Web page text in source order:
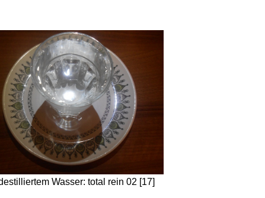
Wasser: total rein 02 [17]